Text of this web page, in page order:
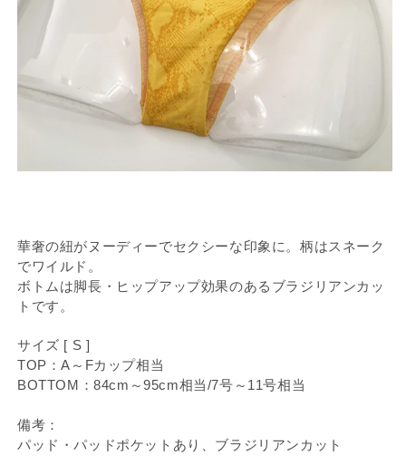
華奢の紐がヌーディーでセクシーな印象に。柄はスネーク
でワイルド。
ボトムは脚長・ヒップアップ効果のあるブラジリアンカッ
トです。
サイズ [ S ]
TOP：A～Fカップ相当
BOTTOM：84cm～95cm相当/7号～11号相当
備考：
パッド・パッドポケットあり、ブラジリアンカット